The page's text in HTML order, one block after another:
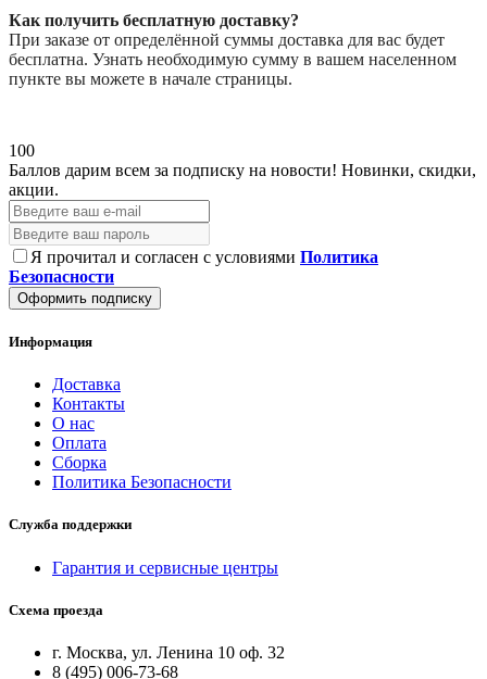
Как получить бесплатную доставку?
При заказе от определённой суммы доставка для вас будет
бесплатна. Узнать необходимую сумму в вашем населенном
пункте вы можете в начале страницы.
100
Баллов дарим всем за подписку на новости! Новинки, скидки,
акции.
Я прочитал и согласен с условиями Политика
Безопасности
Оформить подписку
Информация
Доставка
Контакты
О нас
Оплата
Сборка
Политика Безопасности
Служба поддержки
Гарантия и сервисные центры
Схема проезда
г. Москва, ул. Ленина 10 оф. 32
8 (495) 006-73-68